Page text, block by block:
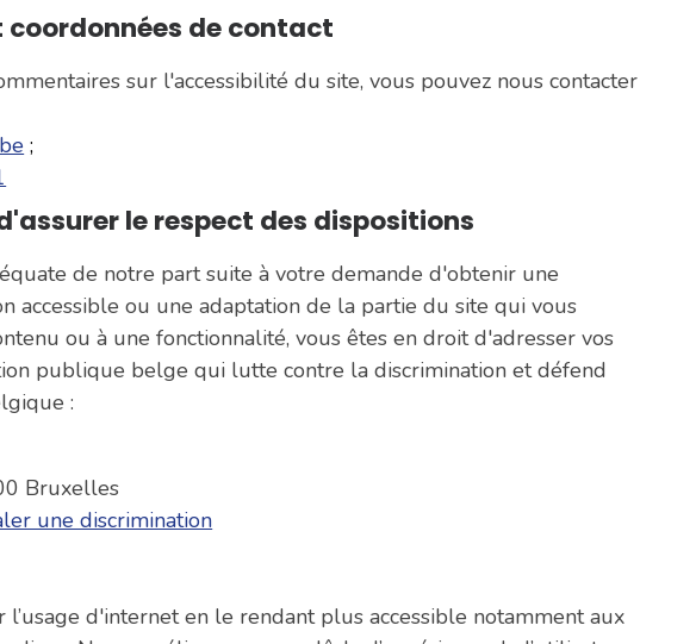
de contact
sur l'accessibilité du site, vous pouvez nous contacter
;
le respect des dispositions
de notre part suite à votre demande d'obtenir une
accessible ou une adaptation de la partie du site qui vous
ou à une fonctionnalité, vous êtes en droit d'adresser vos
publique belge qui lutte contre la discrimination et défend
:
Bruxelles
une discrimination
l’usage d'internet en le rendant plus accessible notamment aux